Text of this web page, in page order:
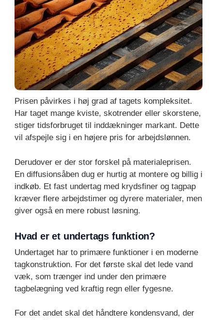
Prisen påvirkes i høj grad af tagets kompleksitet.
Har taget mange kviste, skotrender eller skorstene,
stiger tidsforbruget til inddækninger markant. Dette
vil afspejle sig i en højere pris for arbejdslønnen.
Derudover er der stor forskel på materialeprisen.
En diffusionsåben dug er hurtig at montere og billig i
indkøb. Et fast undertag med krydsfiner og tagpap
kræver flere arbejdstimer og dyrere materialer, men
giver også en mere robust løsning.
Hvad er et undertags funktion?
Undertaget har to primære funktioner i en moderne
tagkonstruktion. For det første skal det lede vand
væk, som trænger ind under den primære
tagbelægning ved kraftig regn eller fygesne.
For det andet skal det håndtere kondensvand, der